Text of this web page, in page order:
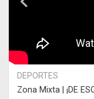
DEPORTES
Zona Mixta | ¡DE